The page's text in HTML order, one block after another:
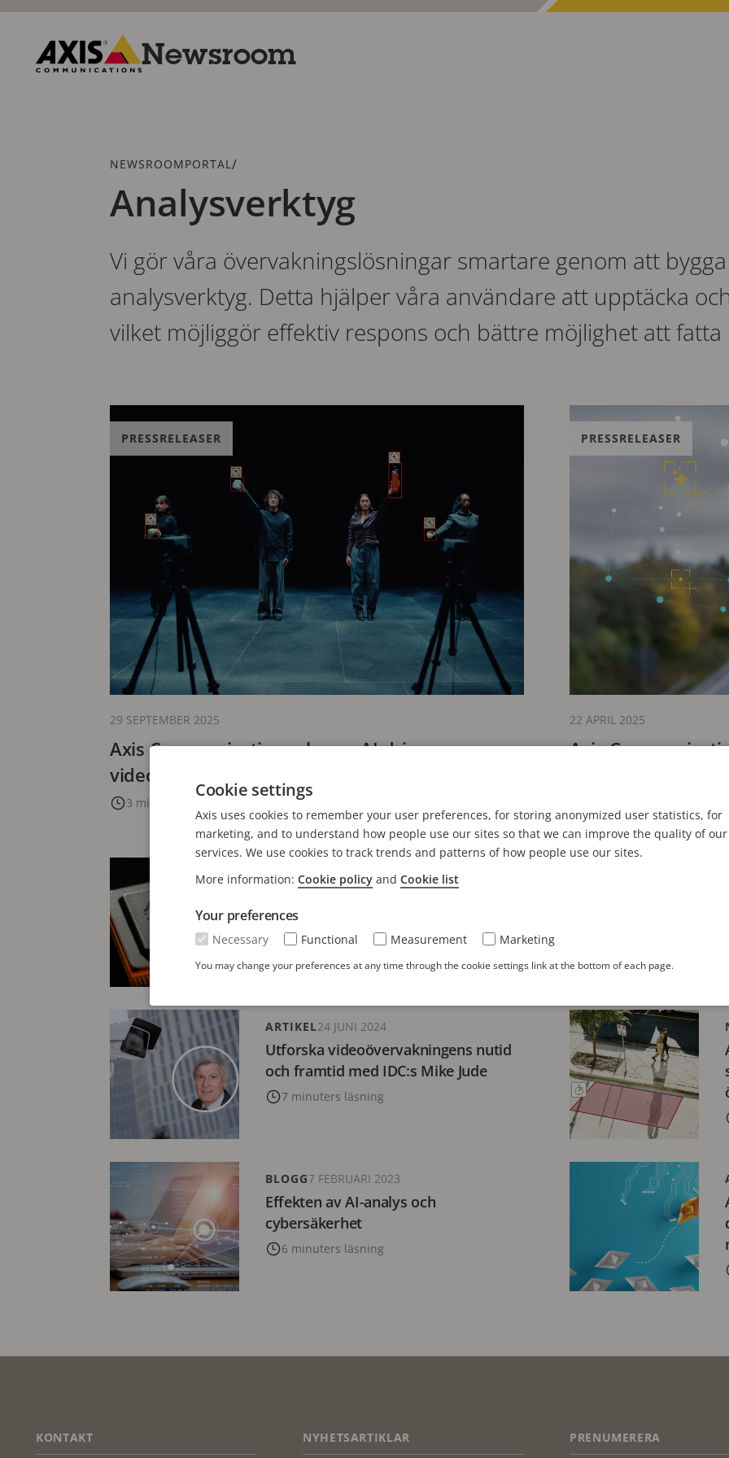
Hoppa
huvudinnehållet
Newsroom
Länkstig
NEWSROOMPORTAL /
Analysverktyg
Vi gör våra övervakningslösningar smartare genom att
analysverktyg. Detta hjälper våra användare att upptäcka
vilket möjliggör effektiv respons och bättre möjlighet att
Axis Communications skapar AI-driven
videoövervakningsorkester
3 minuters läsning
PRESSRELEASER
29 SEPTEMBER 2025
Axis
PRESSRELEASER
22 APRIL 2025
bildupptagning, AI-drivna analyser
och cybersäkerhet med ARTPEC-9 SoC
3 minuters läsning
PRESSRELEASER20 NOVEMBER 2024
Utforska videoövervakningens nutid
och framtid med IDC:s Mike Jude
7 minuters läsning
ARTIKEL24 JUNI 2024
Effekten av AI-analys och
cybersäkerhet
6 minuters läsning
BLOGG7 FEBRUARI 2023
FOOTER
KONTAKT NYHETSARTIKLAR PRENUMERERA
Cookie settings
Axis uses cookies to remember your user preferences, for storing anonymized user statistics, for
marketing, and to understand how people use our sites so that we can improve the quality of our
services. We use cookies to track trends and patterns of how people use our sites.
More information: Cookie policy and Cookie list
Your preferences
Necessary Functional Measurement Marketing
You may change your preferences at any time through the cookie settings link at the bottom of each page.